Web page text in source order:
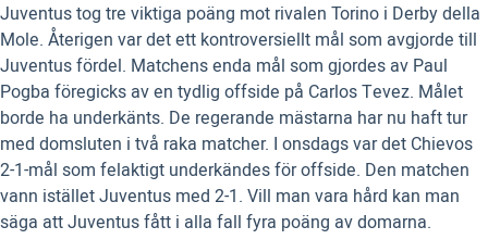
Juventus tog tre viktiga poäng mot rivalen Torino i Derby della
Mole. Återigen var det ett kontroversiellt mål som avgjorde till
Juventus fördel. Matchens enda mål som gjordes av Paul
Pogba föregicks av en tydlig offside på Carlos Tevez. Målet
borde ha underkänts. De regerande mästarna har nu haft tur
med domsluten i två raka matcher. I onsdags var det Chievos
2-1-mål som felaktigt underkändes för offside. Den matchen
vann istället Juventus med 2-1. Vill man vara hård kan man
säga att Juventus fått i alla fall fyra poäng av domarna.